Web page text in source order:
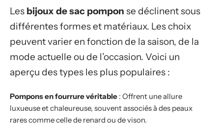
Les bijoux de sac pompon se déclinent sous
différentes formes et matériaux. Les choix
peuvent varier en fonction de la saison, de la
mode actuelle ou de l’occasion. Voici un
aperçu des types les plus populaires :
Pompons en fourrure véritable : Offrent une allure
luxueuse et chaleureuse, souvent associés à des peaux
rares comme celle de renard ou de vison.